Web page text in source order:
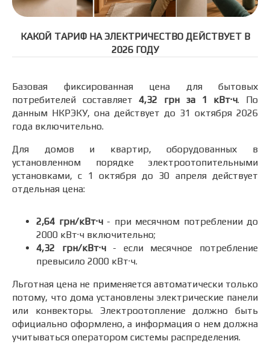
КАКОЙ ТАРИФ НА ЭЛЕКТРИЧЕСТВО ДЕЙСТВУЕТ В
2026 ГОДУ
Базовая фиксированная цена для бытовых
потребителей составляет4,32 грн за 1 кВт·ч. По
данным НКРЭКУ, она действует до 31 октября 2026
года включительно.
Для домов и квартир, оборудованных в
установленном порядке электроотопительными
установками, с 1 октября до 30 апреля действует
отдельная цена:
2,64 грн/кВт·ч- при месячном потреблении до
2000 кВт·ч включительно;
4,32 грн/кВт·ч- если месячное потребление
превысило 2000 кВт·ч.
Льготная цена не применяется автоматически только
потому, что дома установлены электрические панели
или конвекторы. Электроотопление должно быть
официально оформлено, а информация о нем должна
учитываться оператором системы распределения.